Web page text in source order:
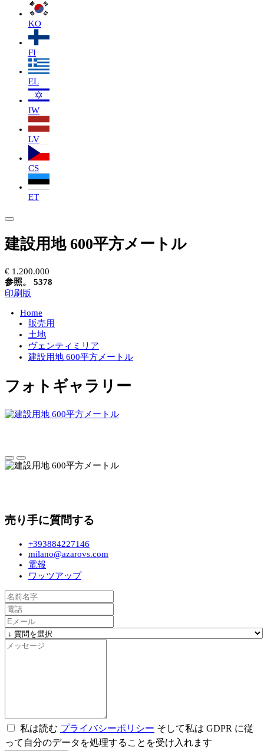
KO
FI
EL
IW
LV
CS
ET
建設用地 600平方メートル
€ 1.200.000
参照。 5378
印刷版
Home
販売用
土地
ヴェンティミリア
建設用地 600平方メートル
フォトギャラリー
売り手に質問する
+393884227146
milano@azarovs.com
電報
ワッツアップ
私は読む プライバシーポリシー そして私は GDPR に従
って自分のデータを処理することを受け入れます